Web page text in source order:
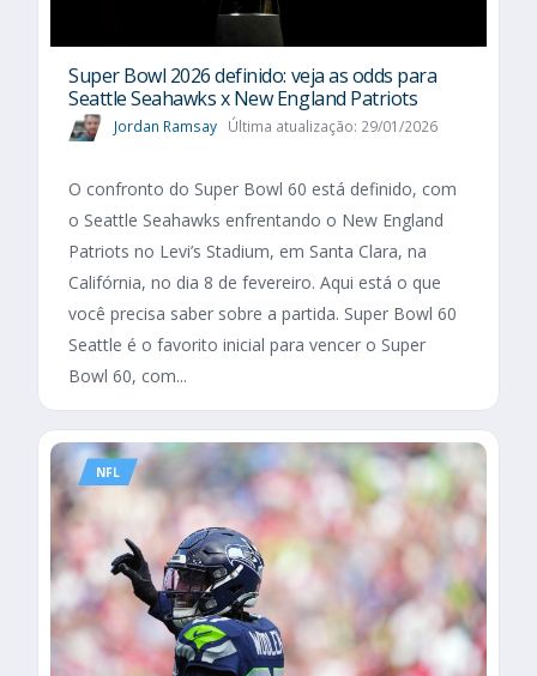
Super Bowl 2026 definido: veja as odds para
Seattle Seahawks x New England Patriots
Jordan Ramsay Última atualização: 29/01/2026
O confronto do Super Bowl 60 está definido, com
o Seattle Seahawks enfrentando o New England
Patriots no Levi’s Stadium, em Santa Clara, na
Califórnia, no dia 8 de fevereiro. Aqui está o que
você precisa saber sobre a partida. Super Bowl 60
Seattle é o favorito inicial para vencer o Super
Bowl 60, com...
NFL